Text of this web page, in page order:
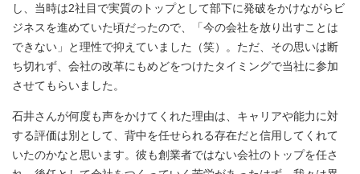
し、当時は2社目で実質のトップとして部下に発破をかけながらビ
ジネスを進めていた頃だったので、「今の会社を放り出すことは
できない」と理性で抑えていました（笑）。ただ、その思いは断
ち切れず、会社の改革にもめどをつけたタイミングで当社に参加
させてもらいました。
石井さんが何度も声をかけてくれた理由は、キャリアや能力に対
する評価は別として、背中を任せられる存在だと信用してくれて
いたのかなと思います。彼も創業者ではない会社のトップを任さ